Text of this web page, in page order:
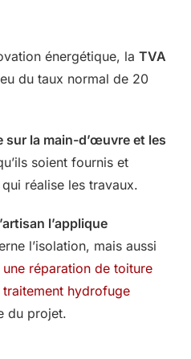
énergétique, la TVA
du taux normal de 20
sur la main-d’œuvre et les
soient fournis et
réalise les travaux.
l’applique
l’isolation, mais aussi
une réparation de toiture
traitement hydrofuge
du projet.